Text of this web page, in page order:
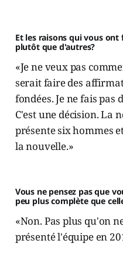
Et les raisons qui vous
plutôt que d'autres?
«Je ne veux pas
serait faire des
fondées. Je ne fais pas
C'est une décision. La
présente six hommes
la nouvelle.»
Vous ne pensez pas que
peu plus complète que
«Non. Pas plus qu'on
présenté l'équipe en